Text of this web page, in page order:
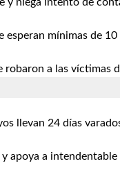
esperan mínimas de
robaron a las víctimas
llevan 24 días
apoya a intendentable